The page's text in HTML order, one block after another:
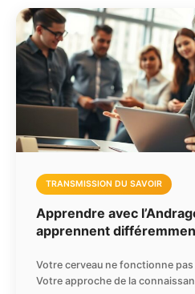
TRANSMISSION DU SAVOIR
Apprendre avec
apprennent
Votre cerveau ne fonctionne pas
Votre approche de la